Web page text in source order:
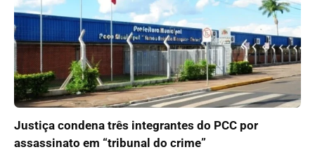
Justiça condena três integrantes do PCC por
assassinato em “tribunal do crime”